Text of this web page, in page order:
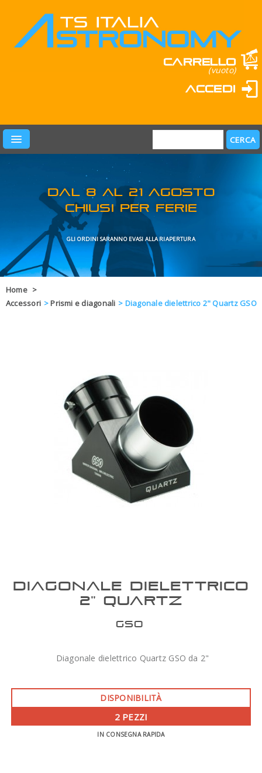
Carrello
(vuoto)
Accedi
PRODOTTI
LEARN & FUN
MARCHI
OFFERTE
GLI ORDINI SARANNO EVASI
Home >
Accessori >Prismi e diagonali > Diagonale dielettrico 2" Quartz GSO
DIAGONALE DIELETTRICO
2" QUARTZ
GSO
Diagonale dielettrico Quartz GSO da 2"
DISPONIBILITÀ
2 PEZZI
IN CONSEGNA RAPIDA